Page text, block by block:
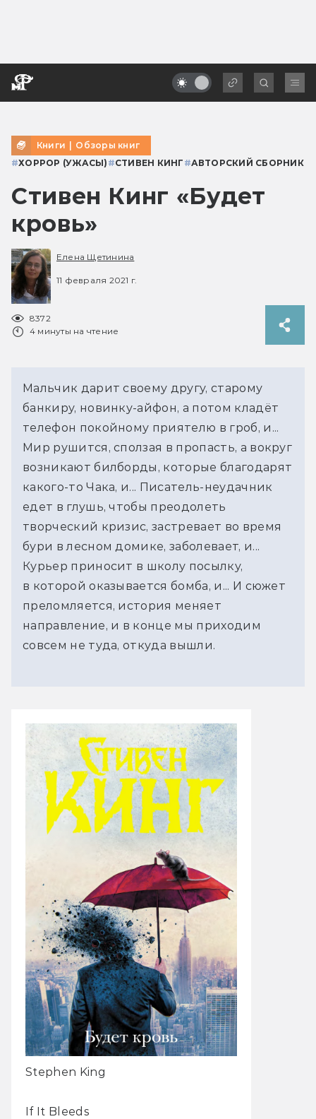
Книги | Обзоры книг
#ХОРРОР (УЖАСЫ) #СТИВЕН КИНГ #АВТОРСКИЙ СБОРНИК
Стивен Кинг «Будет
кровь»
Елена Щетинина
11 февраля 2021 г.
8372
4 минуты на чтение
Мальчик дарит своему другу, старому
банкиру, новинку-айфон, а потом кладёт
телефон покойному приятелю в гроб, и...
Мир рушится, сползая в пропасть, а вокруг
возникают билборды, которые благодарят
какого-то Чака, и... Писатель-неудачник
едет в глушь, чтобы преодолеть
творческий кризис, застревает во время
бури в лесном домике, заболевает, и...
Курьер приносит в школу посылку,
в которой оказывается бомба, и... И сюжет
преломляется, история меняет
направление, и в конце мы приходим
совсем не туда, откуда вышли.
Stephen King
If It Bleeds